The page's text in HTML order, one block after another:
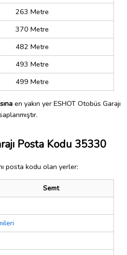
263 Metre
370 Metre
482 Metre
493 Metre
499 Metre
en yakın yer ESHOT Otobüs Garajı
Posta Kodu 35330
posta kodu olan yerler:
Semt